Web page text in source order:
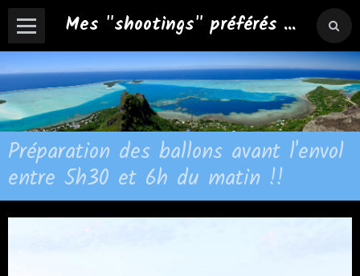
Mes "shootings" préférés ...
Préparation des ballons avant l'envol
entre 5h30 et 6h du matin !!